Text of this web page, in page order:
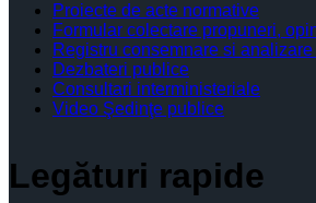
Proiecte de acte normative
Formular colectare propuneri,
Registru consemnare si
Dezbateri publice
Consultari interministeriale
Video Şedinţe publice
Legături rapide